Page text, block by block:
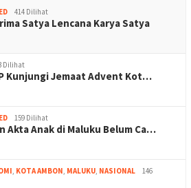
414 Dilihat
Satya Lencana Karya Satya
Dilihat
Kunjungi Jemaat Advent Kot…
159 Dilihat
Akta Anak di Maluku Belum Ca…
, KOTA AMBON, MALUKU, NASIONAL
146